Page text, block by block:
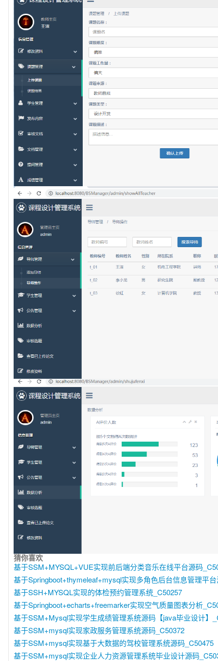
猜你喜欢
基于SSM+MYSQL+VUE实现前后端分类音乐在线平台源码
基于Springboot+thymeleaf+mysql实现多角色后台信息管理平
基于SSH+MYSQL实现的体检预约管理系统_C50257
基于Springboot+echarts+freemarker实现空气质量图表分析
基于SSM+Mysql实现学生成绩管理系统源码【java毕业设计】
基于SSM+mysql实现家政服务管理系统源码_C50372
基于SSM+mysql实现基于大数据的驾校管理系统源码_C50475
基于SSM+mysql实现企业人力资源管理系统毕业设计源码